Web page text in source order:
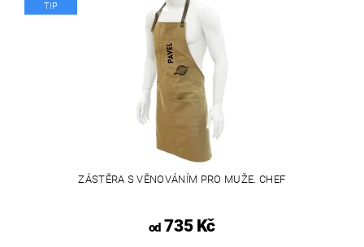
TIP
ZÁSTĚRA S VĚNOVÁNÍM PRO MUŽE. CHEF
od735 Kč